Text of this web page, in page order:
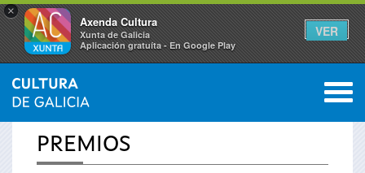
×
Axenda Cultura
Xunta de Galicia
Aplicación gratuíta - En Google Play
VER
Se
encuentra
INICIO 0
PREMIOS